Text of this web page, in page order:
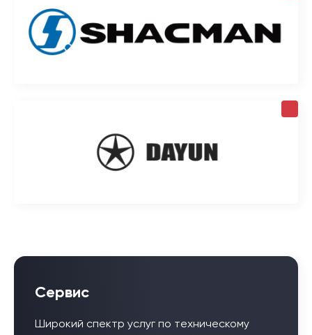
Сервис
Широкий спектр услуг по техническому